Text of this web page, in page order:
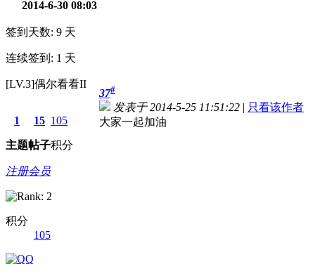
2014-6-30 08:03
签到天数: 9 天
连续签到: 1 天
[LV.3]偶尔看看II
1
主题
15
帖子
105
积分
注册会员
积分
105
37#
发表于 2014-5-25 11:51:22 | 只看该作者
大家一起加油